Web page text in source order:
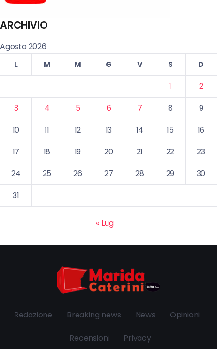
ARCHIVIO
Agosto 2026
L
M M G V S
D
1
2
3
4 5 6 7 8
9
10
11 12 13 14 15
16
17
18 19 20 21 22
23
24
25 26 27 28 29
30
31
« Lug
Redazione Breaking news News Opinioni
Recensioni Privacy